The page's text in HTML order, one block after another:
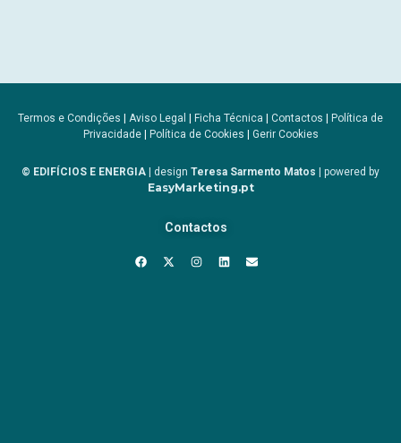
Termos e Condições | Aviso Legal | Ficha Técnica | Contactos | Política de
Privacidade| Política de Cookies | Gerir Cookies
© EDIFÍCIOS E ENERGIA | design Teresa Sarmento Matos | powered by
EasyMarketing.pt
Contactos